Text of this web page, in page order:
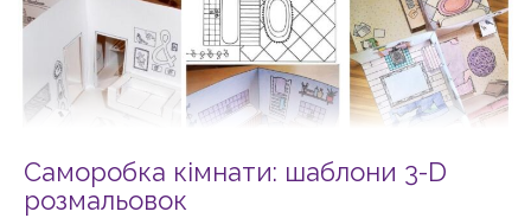
Саморобка кімнати: шаблони 3-D
розмальовок